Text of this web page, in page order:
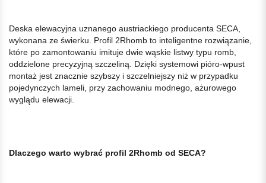
Deska elewacyjna uznanego austriackiego producenta SECA,
wykonana ze świerku. Profil 2Rhomb to inteligentne rozwiązanie,
które po zamontowaniu imituje dwie wąskie listwy typu romb,
oddzielone precyzyjną szczeliną. Dzięki systemowi pióro-wpust
montaż jest znacznie szybszy i szczelniejszy niż w przypadku
pojedynczych lameli, przy zachowaniu modnego, ażurowego
wyglądu elewacji.
Dlaczego warto wybrać profil 2Rhomb od SECA?